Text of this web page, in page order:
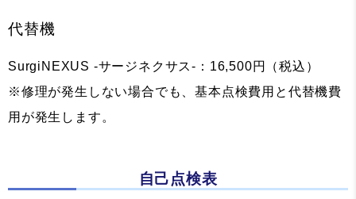
代替機
SurgiNEXUS -サージネクサス-：16,500円（税込）
※修理が発生しない場合でも、基本点検費用と代替機費
用が発生します。
自己点検表